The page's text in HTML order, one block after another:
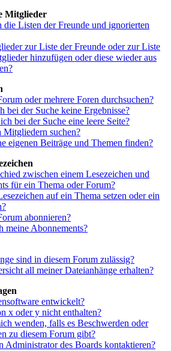
Mitglieder
die Listen der Freunde und ignorierten
zur Liste der Freunde oder zur Liste
hinzufügen oder diese wieder aus
oder mehrere Foren durchsuchen?
bei der Suche keine Ergebnisse?
bei der Suche eine leere Seite?
Mitgliedern suchen?
eigenen Beiträge und Themen finden?
zwischen einem Lesezeichen und
für ein Thema oder Forum?
auf ein Thema setzen oder ein
abonnieren?
meine Abonnements?
sind in diesem Forum zulässig?
all meiner Dateianhänge erhalten?
entwickelt?
x oder y nicht enthalten?
wenden, falls es Beschwerden oder
zu diesem Forum gibt?
Administrator des Boards kontaktieren?